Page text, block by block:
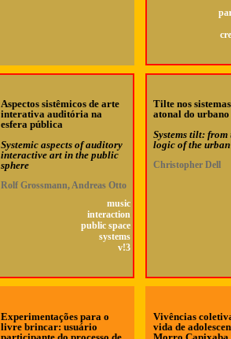
Aspectos sistêmicos de arte
interativa auditória na
esfera pública
Systemic aspects of auditory
interactive art in the public
sphere
Rolf Grossmann, Andreas Otto
music
interaction
public space
systems
v!3
Tilte nos
atonal do urbano
Systems tilt:
logic of the urban
Christopher Dell
Experimentações para o
livre brincar: usuário
Vivências
vida de